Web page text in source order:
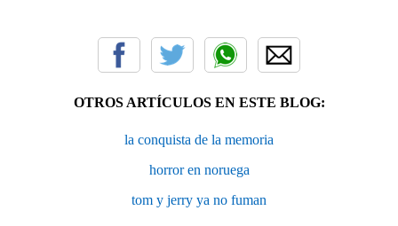
OTROS ARTÍCULOS EN ESTE BLOG:
la conquista de la memoria
horror en noruega
tom y jerry ya no fuman